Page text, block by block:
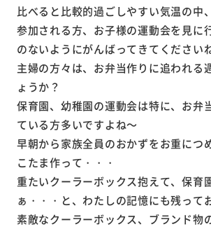
比べると比較的過ごしやすい気温の中
参加される方、お子様の運動会を見に
のないようにがんばってきてください
主婦の方々は、お弁当作りに追われる
ょうか？
保育園、幼稚園の運動会は特に、お弁
ている方多いですよね～
早朝から家族全員のおかずをお重につ
こたま作って・・・
重たいクーラーボックス抱えて、保育
ぁ・・・と、わたしの記憶にも残って
素敵なクーラーボックス、ブランド物